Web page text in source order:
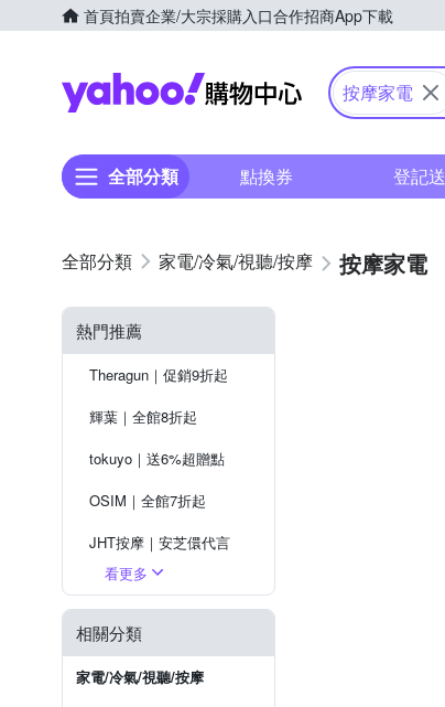
首頁拍賣企業/大宗採購入口合作招商App下載
Yahoo購物中心
按摩家電
全部分類 點換券 登記送
家電/冷氣/視聽/按摩 按摩家電
熱門推薦
Theragun｜促銷9折起
輝葉｜全館8折起
tokuyo｜送6%超贈點
OSIM｜全館7折起
JHT按摩｜安芝儇代言
喬山｜超值優惠
健身大師｜下殺8折起
飛利浦｜送5%超贈點
看更多
相關分類
家電/冷氣/視聽/按摩